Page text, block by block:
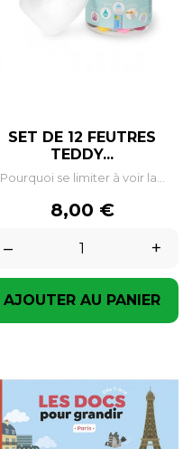
SET DE 12 FEUTRES
TEDDY...
Pourquoi se limiter à voir la...
Prix
8,00 €
–
+
AJOUTER AU PANIER